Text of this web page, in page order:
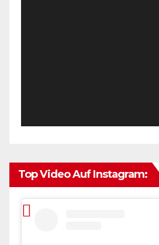
Top Video Auf Instagram: